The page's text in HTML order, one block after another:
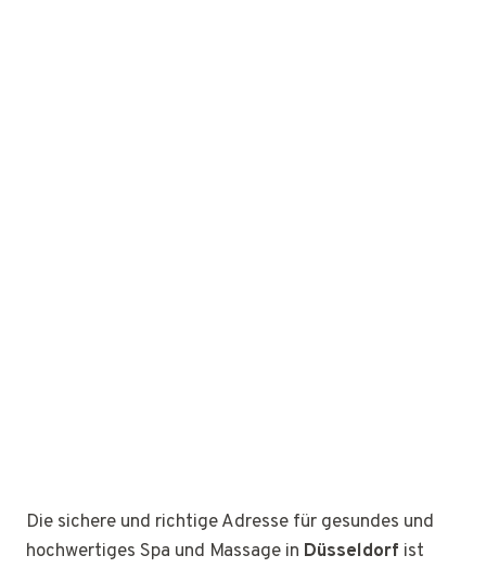
Die sichere und richtige Adresse für gesundes und
hochwertiges Spa und Massage in Düsseldorf ist